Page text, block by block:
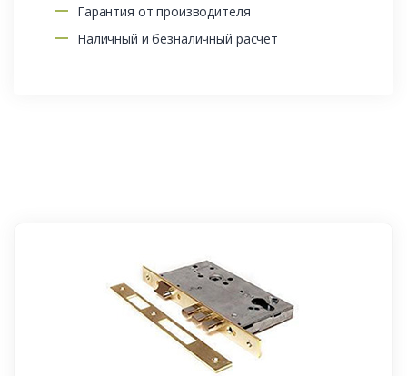
Гарантия от производителя
Наличный и безналичный расчет